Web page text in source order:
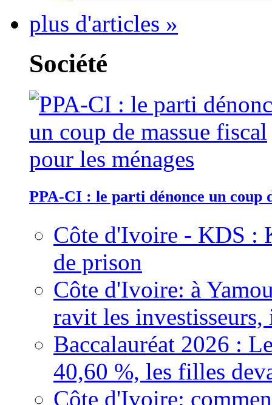
plus d'articles »
Société
PPA-CI : le parti dénonce un coup
Côte d'Ivoire - KDS :
de prison
Côte d'Ivoire: à
ravit les
Baccalauréat 2026 :
40,60 %, les filles
Côte d'Ivoire: